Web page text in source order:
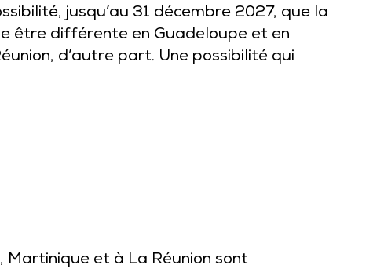
jusqu’au 31 décembre 2027, que la
être différente en Guadeloupe et en
d’autre part. Une possibilité qui
et à La Réunion sont